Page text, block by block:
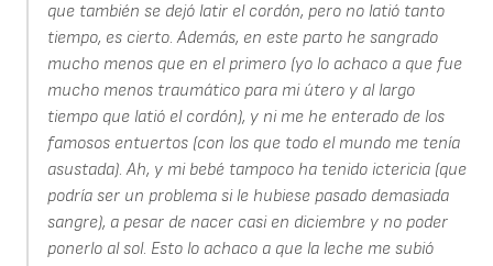
que también se dejó latir el cordón, pero no latió tanto
tiempo, es cierto. Además, en este parto he sangrado
mucho menos que en el primero (yo lo achaco a que fue
mucho menos traumático para mi útero y al largo
tiempo que latió el cordón), y ni me he enterado de los
famosos entuertos (con los que todo el mundo me tenía
asustada). Ah, y mi bebé tampoco ha tenido ictericia (que
podría ser un problema si le hubiese pasado demasiada
sangre), a pesar de nacer casi en diciembre y no poder
ponerlo al sol. Esto lo achaco a que la leche me subió